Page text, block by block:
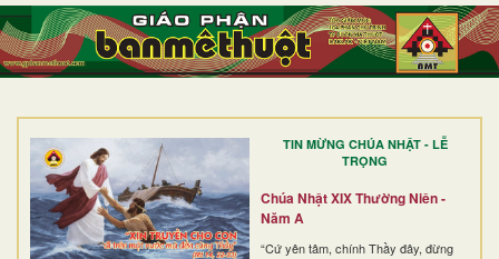
TIN MỪNG CHÚA NHẬT - LỄ
TRỌNG
Chúa Nhật XIX Thường Niên -
Năm A
“Cứ yên tâm, chính Thầy đây, đừng
TRANG NHẤT
GIỚI THIỆU
DÒNG TU
BAN MỤC VỤ
ĐOÀN THỂ CG